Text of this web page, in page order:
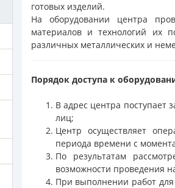
готовых изделий.
На оборудовании центра
материалов и технологий их
различных металлических и
Порядок доступа к
В адрес центра поступает
лиц;
Центр осуществляет
периода времени с
По результатам
возможности проведения
При выполнении работ